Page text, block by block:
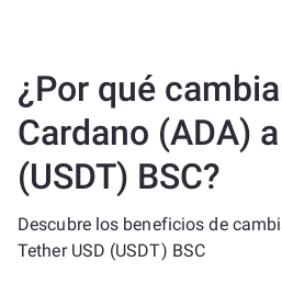
¿Por qué
Cardano (ADA)
(USDT) BSC?
Descubre los beneficios de
Tether USD (USDT) BSC